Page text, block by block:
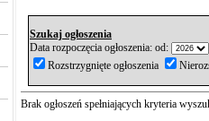
Szukaj ogłoszenia
Data rozpoczęcia ogłoszenia: od:
Rozstrzygnięte ogłoszenia
Brak ogłoszeń spełniających kryteria